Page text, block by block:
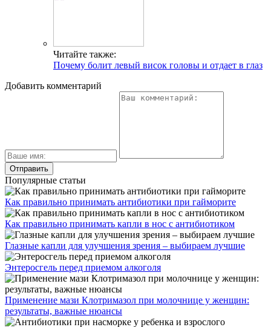
Читайте также:
Почему болит левый висок головы и отдает в глаз
Добавить комментарий
Популярные статьи
Как правильно принимать антибиотики при гайморите
Как правильно принимать капли в нос с антибиотиком
Глазные капли для улучшения зрения – выбираем лучшие
Энтеросгель перед приемом алкоголя
Применение мази Клотримазол при молочнице у женщин:
результаты, важные нюансы